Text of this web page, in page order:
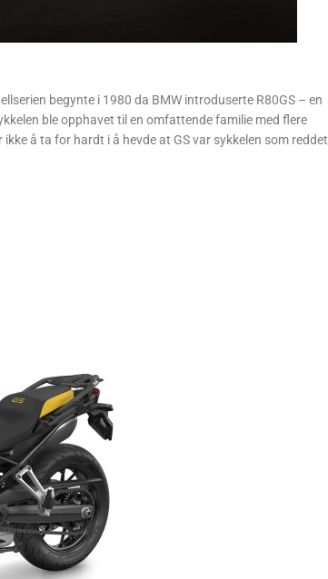
begynte i 1980 da BMW introduserte R80GS – en
ble opphavet til en omfattende familie med flere
å ta for hardt i å hevde at GS var sykkelen som reddet